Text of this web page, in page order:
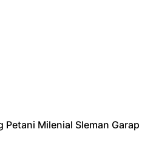
Milenial Sleman Garap